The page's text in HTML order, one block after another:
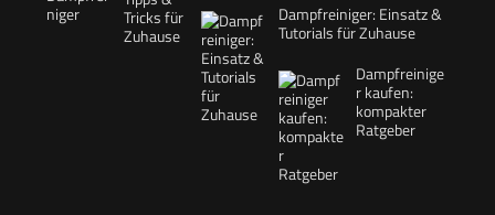
Dampfreiniger: Einsatz &
Tutorials für Zuhause
Dampfreinige
r kaufen:
kompakter
Ratgeber